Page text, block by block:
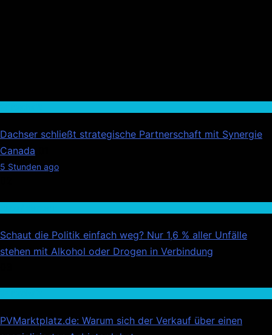
Dachser schließt strategische Partnerschaft mit Synergie
Canada
5 Stunden ago
Schaut die Politik einfach weg? Nur 1,6 % aller Unfälle
stehen mit Alkohol oder Drogen in Verbindung
PVMarktplatz.de: Warum sich der Verkauf über einen